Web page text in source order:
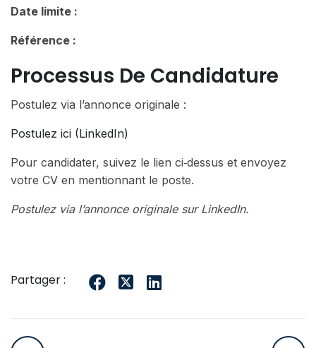
Date limite :
Référence :
Processus De Candidature
Postulez via l’annonce originale :
Postulez ici (LinkedIn)
Pour candidater, suivez le lien ci‑dessus et envoyez
votre CV en mentionnant le poste.
Postulez via l’annonce originale sur LinkedIn.
Partager :